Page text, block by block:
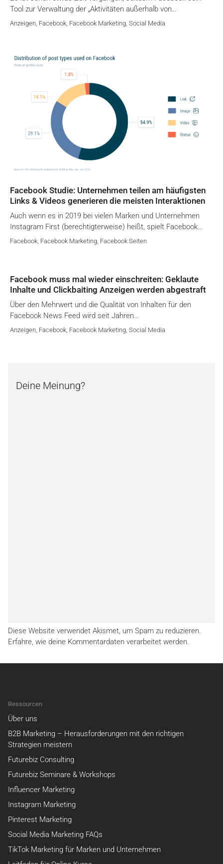
Tool zur Verwaltung der „Aktivitäten außerhalb von…
Anzeigen Facebook Facebook Marketing Social Media
Facebook Studie: Unternehmen teilen am häufigsten
Links & Videos generieren die meisten Interaktionen
Auch wenn es in 2019 bei vielen Marken und Unternehmen
Instagram First (berechtigterweise) heißt, spielt Facebook…
Facebook, Facebook Marketing, Facebook Seiten
Facebook muss mal wieder einschreiten: Geklaute
Inhalte und Clickbaiting Anzeigen werden abgestraft
Über den Mehrwert und die Qualität von Inhalten für den
Facebook News Feed wird seit Jahren…
Anzeigen, Facebook, Facebook Marketing, Social Media
Deine Meinung?
Diese Website verwendet Akismet, um Spam zu reduzieren.
Erfahre, wie deine Kommentardaten verarbeitet werden.
Ressourcen
Über uns
B2B Marketing – Herausforderungen mit den richtigen
Strategien meistern
Futurebiz Consulting
Futurebiz Seminare & Workshops
Influencer Marketing
Instagram Marketing
Pinterest Marketing
Social Media Marketing FAQs
TikTok Marketing für Marken und Unternehmen